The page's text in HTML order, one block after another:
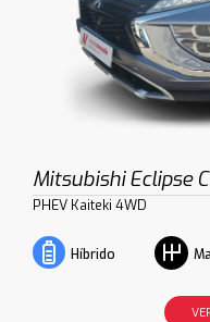
Mitsubishi Eclipse
PHEV Kaiteki 4WD
Híbrido